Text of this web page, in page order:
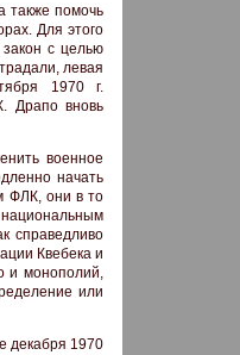
также помочь
Для этого
с целью
левая
1970 г.
Драпо вновь
военное
начать
ФЛК, они в то
справедливо
Квебека и
и монополий,
или
декабря 1970